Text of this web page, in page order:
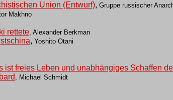
Union (Entwurf), Gruppe russischer
Makhno
rettete, Alexander Berkman
, Yoshito Otani
ist freies Leben und unabhängiges Schaffen
, Michael Schmidt